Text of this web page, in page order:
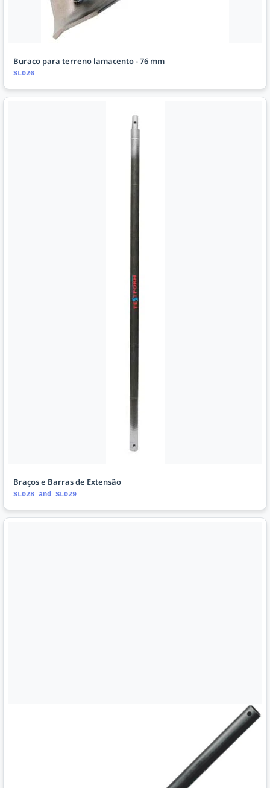
Buraco para terreno lamacento - 76 mm
SL026
Braços e Barras de Extensão
SL028 and SL029